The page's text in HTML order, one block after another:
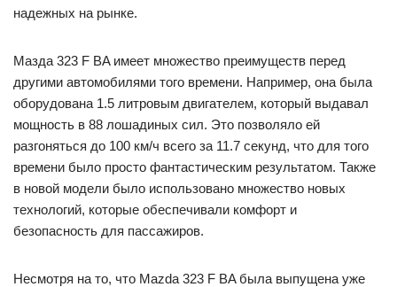
надежных на рынке.
Мазда 323 F BA имеет множество преимуществ перед
другими автомобилями того времени. Например, она была
оборудована 1.5 литровым двигателем, который выдавал
мощность в 88 лошадиных сил. Это позволяло ей
разгоняться до 100 км/ч всего за 11.7 секунд, что для того
времени было просто фантастическим результатом. Также
в новой модели было использовано множество новых
технологий, которые обеспечивали комфорт и
безопасность для пассажиров.
Несмотря на то, что Mazda 323 F BA была выпущена уже